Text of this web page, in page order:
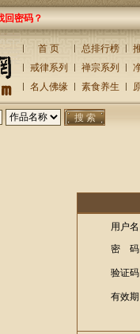
回密码？
首 页 总排行榜
戒律系列
禅宗系列
名人佛缘
素食养生
用户名
密 码
验证码
有效期